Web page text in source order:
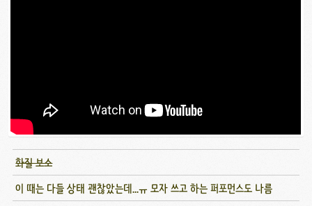
화질 보소
이 때는 다들 상태 괜찮았는데...ㅠ 모자 쓰고 하는 퍼포먼스도 나름